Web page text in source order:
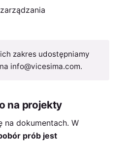
zakres udostępniamy
info@vicesima.com.
na projekty
na dokumentach. W
prób jest